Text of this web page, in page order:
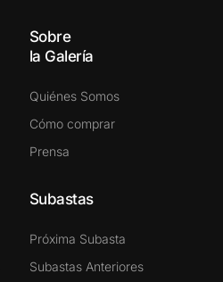
Sobre
la Galería
Quiénes Somos
Cómo comprar
Prensa
Subastas
Próxima Subasta
Subastas Anteriores